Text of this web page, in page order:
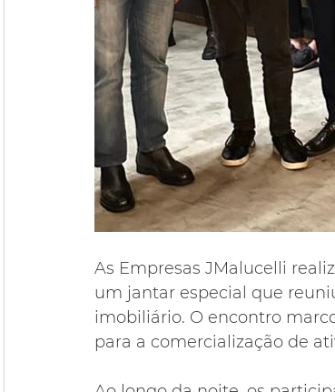
As Empresas JMalucelli
um jantar especial que
imobiliário. O encontro
para a comercialização de